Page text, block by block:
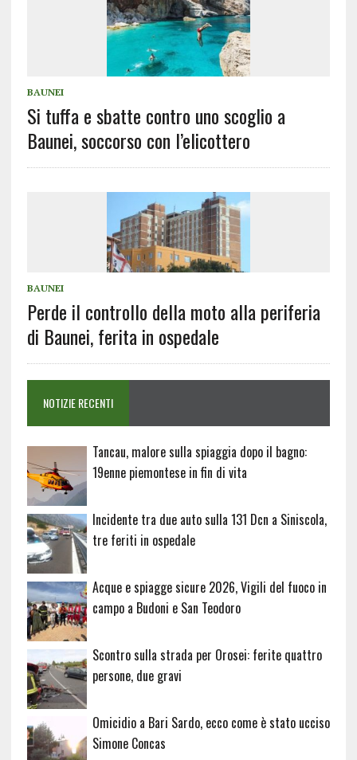
BAUNEI
Si tuffa e sbatte contro uno scoglio a
Baunei, soccorso con l’elicottero
BAUNEI
Perde il controllo della moto alla periferia
di Baunei, ferita in ospedale
NOTIZIE RECENTI
Tancau, malore sulla spiaggia dopo il bagno:
19enne piemontese in fin di vita
Incidente tra due auto sulla 131 Dcn a Siniscola,
tre feriti in ospedale
Acque e spiagge sicure 2026, Vigili del fuoco in
campo a Budoni e San Teodoro
Scontro sulla strada per Orosei: ferite quattro
persone, due gravi
Omicidio a Bari Sardo, ecco come è stato ucciso
Simone Concas